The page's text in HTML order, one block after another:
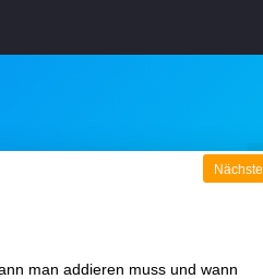
Nächste
man addieren muss und wann